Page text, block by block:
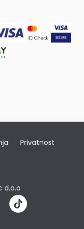
Privatnost
d.o.o